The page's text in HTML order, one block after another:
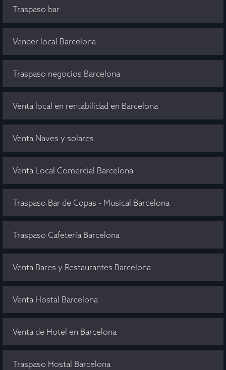
Traspaso bar
Vender local Barcelona
Traspaso negocios Barcelona
Venta local en rentabilidad en Barcelona
Venta Naves y solares
Venta Local Comercial Barcelona
Traspaso Bar de Copas - Musical Barcelona
Traspaso Cafetería Barcelona
Venta Bares y Restaurantes Barcelona
Venta Hostal Barcelona
Venta de Hotel en Barcelona
Traspaso Hostal Barcelona